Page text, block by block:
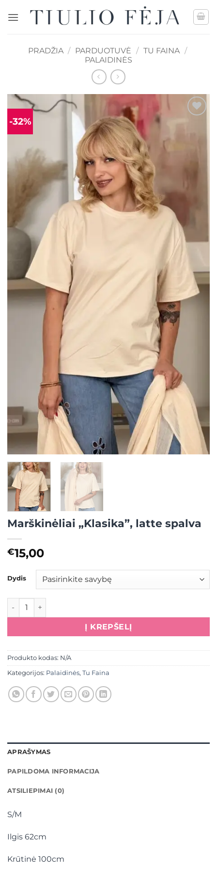
PRADŽIA / PARDUOTUVĖ / TU FAINA /
PALAIDINĖS
-32% Mėgstamiausias
Marškinėliai „Klasika”, latte spalva
€15,00
Dydis
produkto kiekis: Marškinėliai "Klasika", latte spalva
Į KREPŠELĮ
Produkto kodas: N/A
Kategorijos: Palaidinės, Tu Faina
APRAŠYMAS
PAPILDOMA INFORMACIJA
ATSILIEPIMAI (0)
S/M
Ilgis 62cm
Krūtinė 100cm